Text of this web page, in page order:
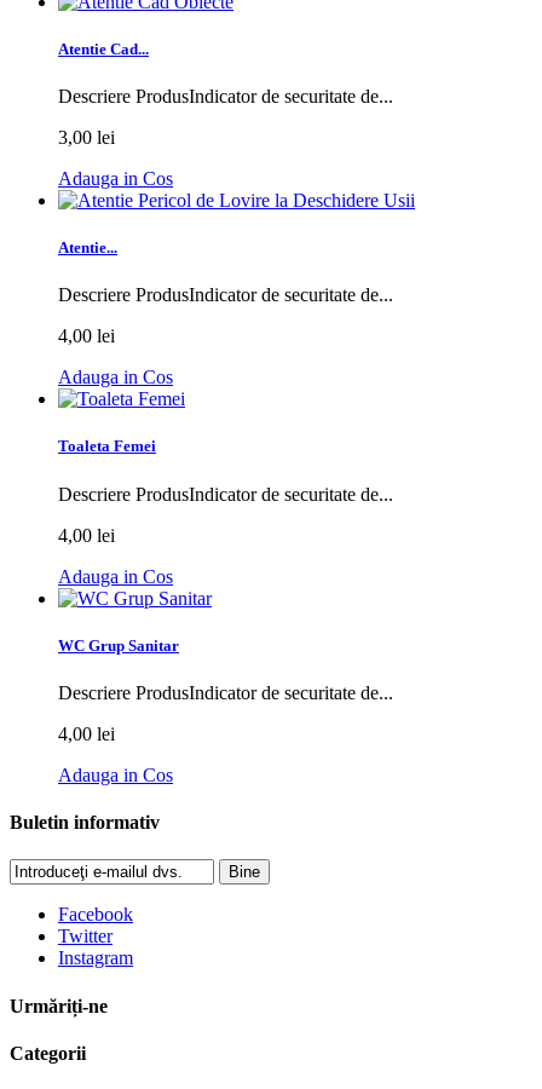
Atentie Cad...
Descriere ProdusIndicator de securitate de...
3,00 lei
Adauga in Cos
Atentie...
Descriere ProdusIndicator de securitate de...
4,00 lei
Adauga in Cos
Toaleta Femei
Descriere ProdusIndicator de securitate de...
4,00 lei
Adauga in Cos
WC Grup Sanitar
Descriere ProdusIndicator de securitate de...
4,00 lei
Adauga in Cos
Buletin informativ
Bine
Facebook
Twitter
Instagram
Urmăriți-ne
Categorii